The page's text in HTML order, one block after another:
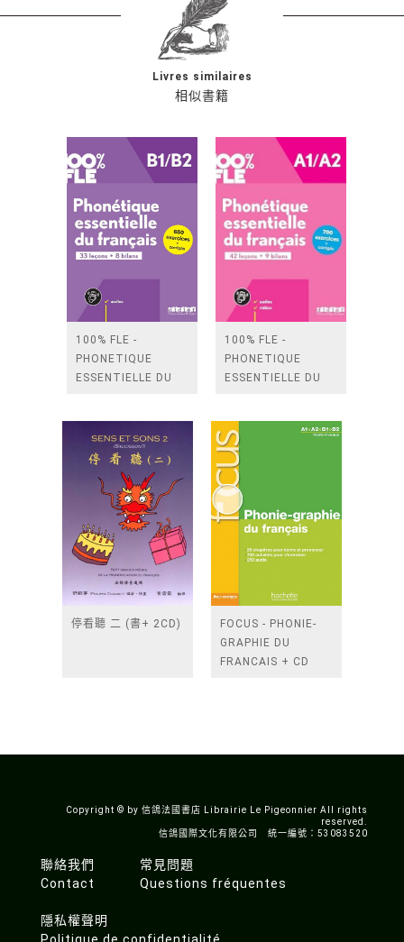
相似書籍
Livres similaires
100% FLE -
PHONETIQUE
ESSENTIELLE DU
DIDIERFLE.APP
100% FLE -
PHONETIQUE
ESSENTIELLE DU
DIDIERFLE.APP
停看聽 二 (書+ 2CD)
FOCUS - PHONIE-
GRAPHIE DU
FRANCAIS + CD
Copyright © by 信鴿法國書店 Librairie Le Pigeonnier All rights
reserved.
信鴿國際文化有限公司 統一編號：53083520
聯絡我們
Contact
常見問題
Questions fréquentes
隱私權聲明